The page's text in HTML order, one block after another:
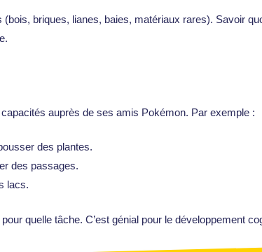
briques, lianes, baies, matériaux rares). Savoir
auprès de ses amis Pokémon. Par exemple :
des plantes.
des passages.
lacs.
quelle tâche. C’est génial pour le développement